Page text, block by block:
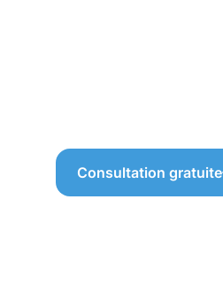
Consultation gratuite